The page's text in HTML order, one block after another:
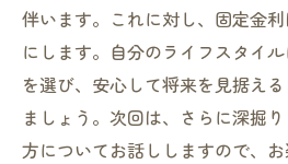
伴います。これに対し、固定金
にします。自分のライフスタイ
を選び、安心して将来を見据え
ましょう。次回は、さらに深掘
方についてお話ししますので、お